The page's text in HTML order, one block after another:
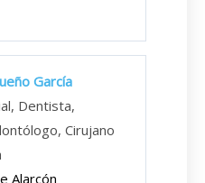
García
Dentista,
Cirujano
Alarcón